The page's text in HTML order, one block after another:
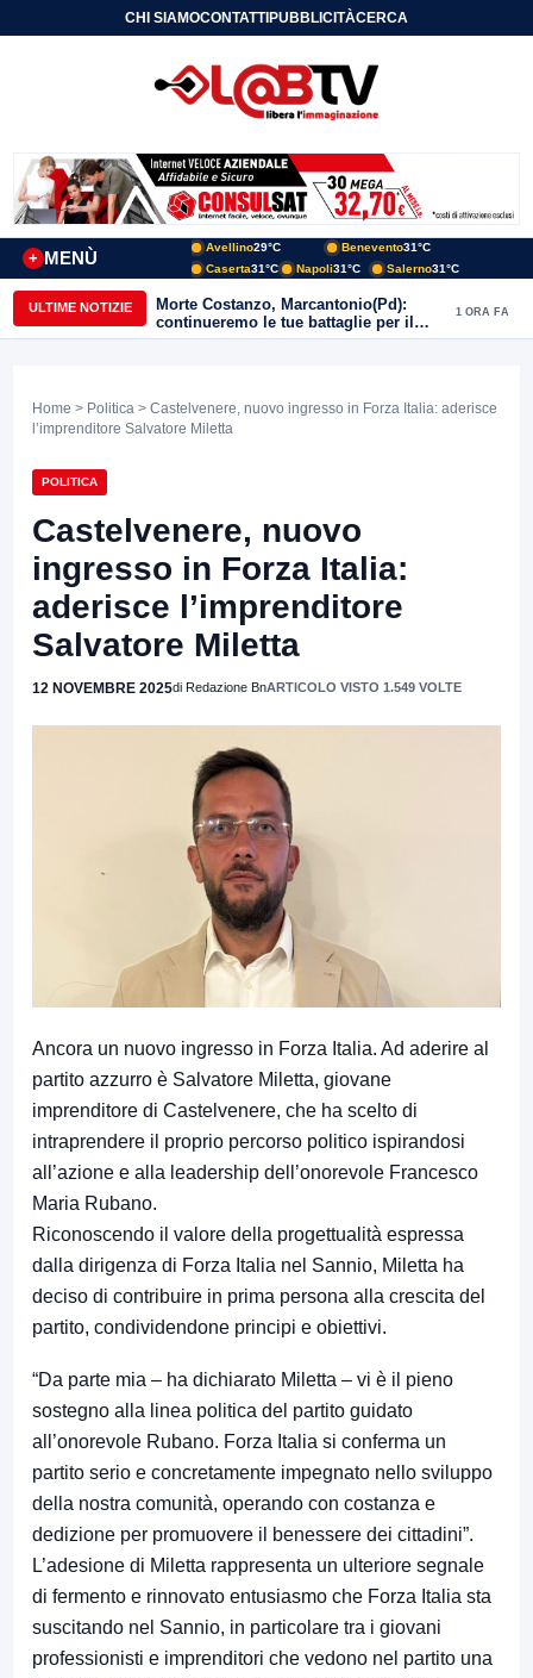
CHI SIAMOCONTATTIPUBBLICITÀCERCA
MENÙ
+
Avellino29°C Benevento31°C
Caserta31°C Napoli31°C Salerno31°C
ULTIME NOTIZIE
Morte Costanzo, Marcantonio(Pd):
continueremo le tue battaglie per il
Sannio
1 ORA FA
Home > Politica > Castelvenere, nuovo ingresso in Forza Italia: aderisce
l’imprenditore Salvatore Miletta
POLITICA
Castelvenere, nuovo
ingresso in Forza Italia:
aderisce l’imprenditore
Salvatore Miletta
12 NOVEMBRE 2025di Redazione BnARTICOLO VISTO 1.549 VOLTE
Ancora un nuovo ingresso in Forza Italia. Ad aderire al
partito azzurro è Salvatore Miletta, giovane
imprenditore di Castelvenere, che ha scelto di
intraprendere il proprio percorso politico ispirandosi
all’azione e alla leadership dell’onorevole Francesco
Maria Rubano.
Riconoscendo il valore della progettualità espressa
dalla dirigenza di Forza Italia nel Sannio, Miletta ha
deciso di contribuire in prima persona alla crescita del
partito, condividendone principi e obiettivi.
“Da parte mia – ha dichiarato Miletta – vi è il pieno
sostegno alla linea politica del partito guidato
all’onorevole Rubano. Forza Italia si conferma un
partito serio e concretamente impegnato nello sviluppo
della nostra comunità, operando con costanza e
dedizione per promuovere il benessere dei cittadini”.
L’adesione di Miletta rappresenta un ulteriore segnale
di fermento e rinnovato entusiasmo che Forza Italia sta
suscitando nel Sannio, in particolare tra i giovani
professionisti e imprenditori che vedono nel partito una